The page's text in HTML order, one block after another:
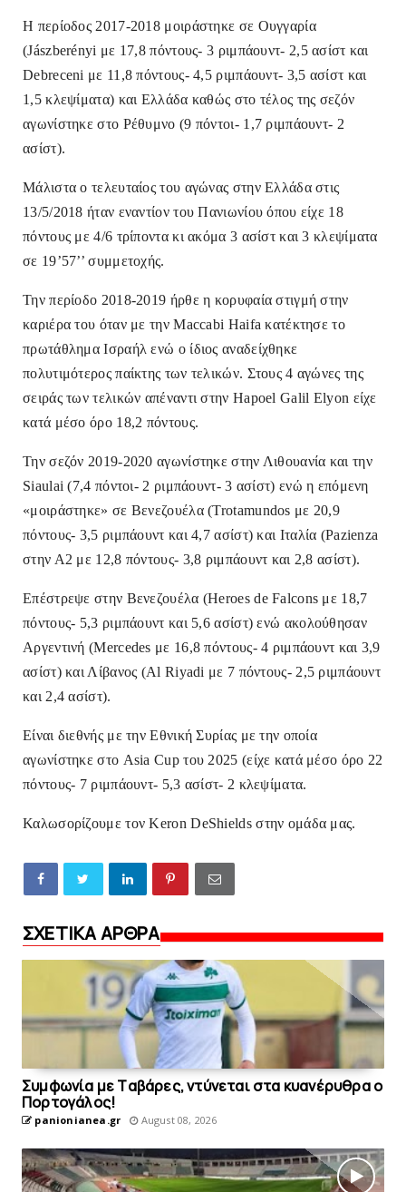
Η περίοδος 2017-2018 μοιράστηκε σε Ουγγαρία
(Jászberényi με 17,8 πόντους- 3 ριμπάουντ- 2,5 ασίστ και
Debreceni με 11,8 πόντους- 4,5 ριμπάουντ- 3,5 ασίστ και
1,5 κλεψίματα) και Ελλάδα καθώς στο τέλος της σεζόν
αγωνίστηκε στο Ρέθυμνο (9 πόντοι- 1,7 ριμπάουντ- 2
ασίστ).
Μάλιστα ο τελευταίος του αγώνας στην Ελλάδα στις
13/5/2018 ήταν εναντίον του Πανιωνίου όπου είχε 18
πόντους με 4/6 τρίποντα κι ακόμα 3 ασίστ και 3 κλεψίματα
σε 19’57’’ συμμετοχής.
Την περίοδο 2018-2019 ήρθε η κορυφαία στιγμή στην
καριέρα του όταν με την Maccabi Haifa κατέκτησε το
πρωτάθλημα Ισραήλ ενώ ο ίδιος αναδείχθηκε
πολυτιμότερος παίκτης των τελικών. Στους 4 αγώνες της
σειράς των τελικών απέναντι στην Hapoel Galil Elyon είχε
κατά μέσο όρο 18,2 πόντους.
Την σεζόν 2019-2020 αγωνίστηκε στην Λιθουανία και την
Siaulai (7,4 πόντοι- 2 ριμπάουντ- 3 ασίστ) ενώ η επόμενη
«μοιράστηκε» σε Βενεζουέλα (Trotamundos με 20,9
πόντους- 3,5 ριμπάουντ και 4,7 ασίστ) και Ιταλία (Pazienza
στην Α2 με 12,8 πόντους- 3,8 ριμπάουντ και 2,8 ασίστ).
Επέστρεψε στην Βενεζουέλα (Heroes de Falcons με 18,7
πόντους- 5,3 ριμπάουντ και 5,6 ασίστ) ενώ ακολούθησαν
Αργεντινή (Mercedes με 16,8 πόντους- 4 ριμπάουντ και 3,9
ασίστ) και Λίβανος (Al Riyadi με 7 πόντους- 2,5 ριμπάουντ
και 2,4 ασίστ).
Είναι διεθνής με την Εθνική Συρίας με την οποία
αγωνίστηκε στο Asia Cup του 2025 (είχε κατά μέσο όρο 22
πόντους- 7 ριμπάουντ- 5,3 ασίστ- 2 κλεψίματα.
Καλωσορίζουμε τον Keron DeShields στην ομάδα μας.
ΣΧΕΤΙΚΑ ΑΡΘΡΑ
Συμφωνία με Tαβάρες, ντύνεται στα κυανέρυθρα ο
Πορτογάλος!
panionianea.gr August 08, 2026